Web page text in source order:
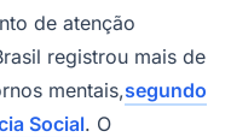
de atenção
registrou mais de
mentais,segundo
Social. O